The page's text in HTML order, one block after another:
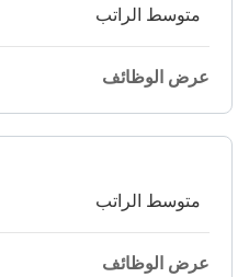
متوسط الراتب
عرض الوظائف
متوسط الراتب
عرض الوظائف